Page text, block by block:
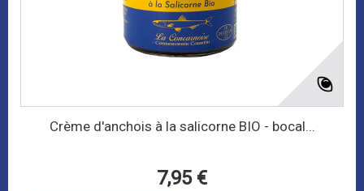
Crème d'anchois à la salicorne BIO - bocal...
7,95 €